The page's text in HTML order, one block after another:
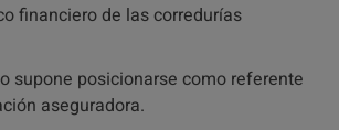
financiero de las corredurías
supone posicionarse como referente
aseguradora.